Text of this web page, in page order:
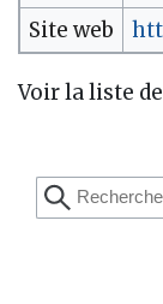
Site web
Voir la liste